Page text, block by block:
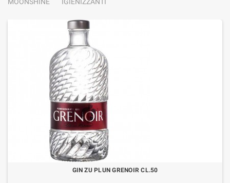
GIN ZU PLUN GRENOIR CL.50